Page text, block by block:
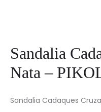
Sandalia
Nata –
Sandalia Cadaques